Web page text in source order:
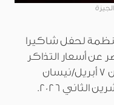
لحفل شاكيرا
أسعار التذاكر
المتاحة حاليًا بعد تأجيل إقامته من 7 أبريل/نيسان